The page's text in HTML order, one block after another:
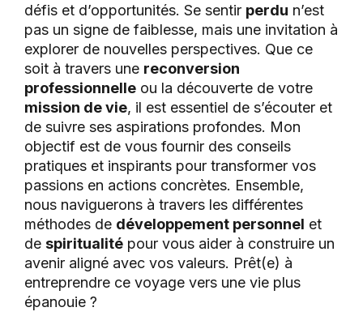
défis et d’opportunités. Se sentir perdu n’est
pas un signe de faiblesse, mais une invitation à
explorer de nouvelles perspectives. Que ce
soit à travers une reconversion
professionnelle ou la découverte de votre
mission de vie, il est essentiel de s’écouter et
de suivre ses aspirations profondes. Mon
objectif est de vous fournir des conseils
pratiques et inspirants pour transformer vos
passions en actions concrètes. Ensemble,
nous naviguerons à travers les différentes
méthodes de développement personnel et
de spiritualité pour vous aider à construire un
avenir aligné avec vos valeurs. Prêt(e) à
entreprendre ce voyage vers une vie plus
épanouie ?